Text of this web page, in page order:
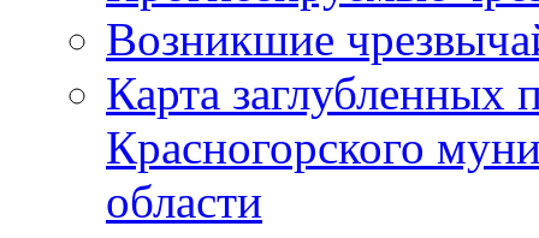
Возникшие
Карта
Красногорского
области